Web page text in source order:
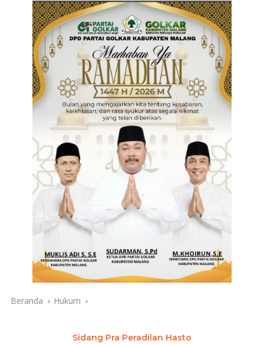
Beranda Hukum
Sidang Pra Peradilan Hasto